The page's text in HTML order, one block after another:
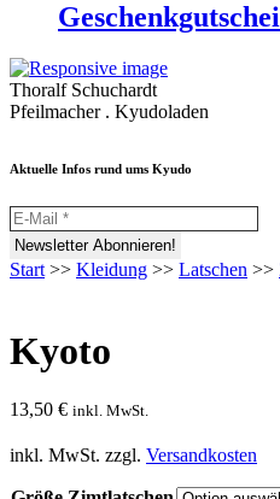
Thoralf Schuchardt
Pfeilmacher . Kyudoladen
Aktuelle Infos rund ums Kyudo
Start >> Kleidung >> Latschen >>
Kyoto
13,50 € inkl. MwSt.
inkl. MwSt. zzgl. Versandkosten